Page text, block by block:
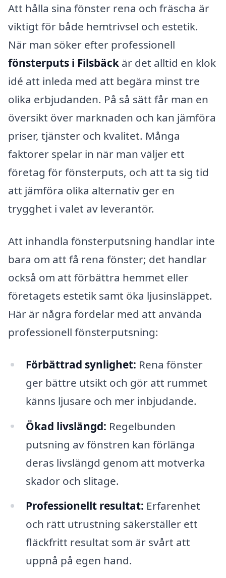
Att hålla sina fönster rena och fräscha är
viktigt för både hemtrivsel och estetik.
När man söker efter professionell
fönsterputs i Filsbäck är det alltid en klok
idé att inleda med att begära minst tre
olika erbjudanden. På så sätt får man en
översikt över marknaden och kan jämföra
priser, tjänster och kvalitet. Många
faktorer spelar in när man väljer ett
företag för fönsterputs, och att ta sig tid
att jämföra olika alternativ ger en
trygghet i valet av leverantör.
Att inhandla fönsterputsning handlar inte
bara om att få rena fönster; det handlar
också om att förbättra hemmet eller
företagets estetik samt öka ljusinsläppet.
Här är några fördelar med att använda
professionell fönsterputsning:
Förbättrad synlighet: Rena fönster
ger bättre utsikt och gör att rummet
känns ljusare och mer inbjudande.
Ökad livslängd: Regelbunden
putsning av fönstren kan förlänga
deras livslängd genom att motverka
skador och slitage.
Professionellt resultat: Erfarenhet
och rätt utrustning säkerställer ett
fläckfritt resultat som är svårt att
uppnå på egen hand.